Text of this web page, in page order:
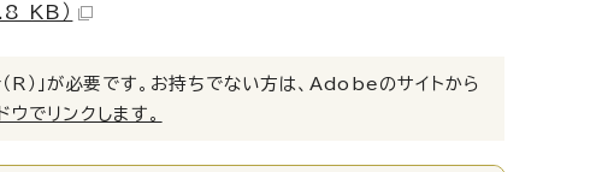
KB）
）」が必要です。お持ちでない方は、Adobeのサイトから
でリンクします。